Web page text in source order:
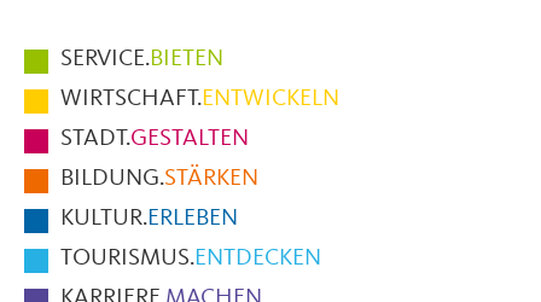
Hauptmenüpunkte
im
Fußbereich
der
Seite
SERVICE.BIETEN
WIRTSCHAFT.ENTWICKELN
STADT.GESTALTEN
BILDUNG.STÄRKEN
KULTUR.ERLEBEN
TOURISMUS.ENTDECKEN